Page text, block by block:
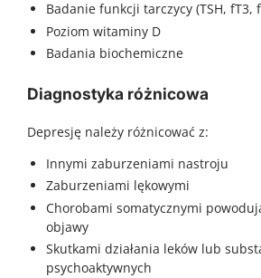
Badanie funkcji tarczycy (TSH, fT3,
Poziom witaminy D
Badania biochemiczne
Diagnostyka różnicowa
Depresję należy różnicować z:
Innymi zaburzeniami nastroju
Zaburzeniami lękowymi
Chorobami somatycznymi
objawy
Skutkami działania leków lub
psychoaktywnych